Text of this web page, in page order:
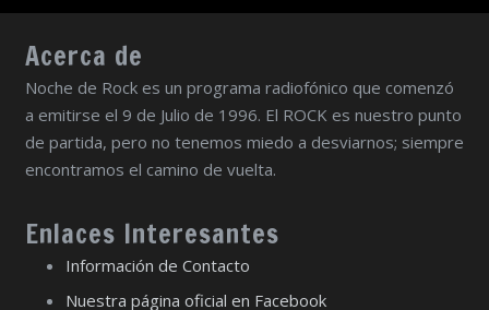
Acerca de
Noche de Rock es un programa radiofónico que comenzó
a emitirse el 9 de Julio de 1996. El ROCK es nuestro punto
de partida, pero no tenemos miedo a desviarnos; siempre
encontramos el camino de vuelta.
Enlaces Interesantes
Información de Contacto
Nuestra página oficial en Facebook